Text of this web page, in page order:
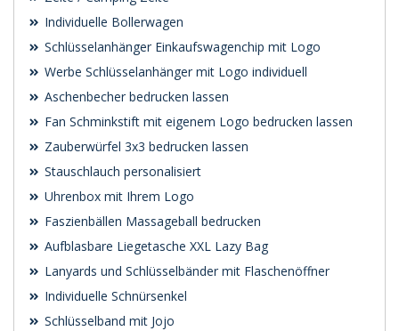
Individuelle Bollerwagen
Schlüsselanhänger Einkaufswagenchip mit Logo
Werbe Schlüsselanhänger mit Logo individuell
Aschenbecher bedrucken lassen
Fan Schminkstift mit eigenem Logo bedrucken lassen
Zauberwürfel 3x3 bedrucken lassen
Stauschlauch personalisiert
Uhrenbox mit Ihrem Logo
Faszienbällen Massageball bedrucken
Aufblasbare Liegetasche XXL Lazy Bag
Lanyards und Schlüsselbänder mit Flaschenöffner
Individuelle Schnürsenkel
Schlüsselband mit Jojo